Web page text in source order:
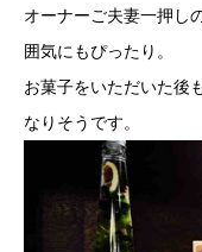
オーナーご夫妻一押し
囲気にもぴったり。
お菓子をいただいた後
なりそうです。